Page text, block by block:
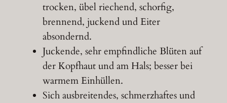
trocken, übel riechend, schorfig,
brennend, juckend und Eiter
absondernd.
Juckende, sehr empfindliche Blüten auf
der Kopfhaut und am Hals; besser bei
warmem Einhüllen.
Sich ausbreitendes, schmerzhaftes und